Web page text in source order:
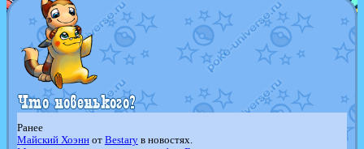
Ранее
Майский Хоэннот Bestaryв новостях.